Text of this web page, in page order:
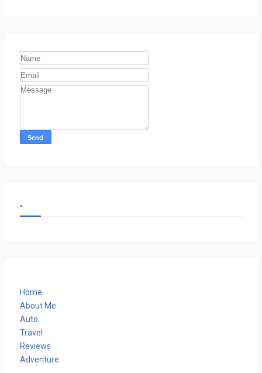
.
Home
About Me
Auto
Travel
Reviews
Adventure